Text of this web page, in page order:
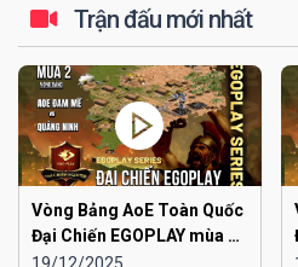
Trận đấu mới nhất
Vòng Bảng AoE Toàn Quốc
Đại Chiến EGOPLAY mùa 2 |
Aoe Đam Mê vs Quảng